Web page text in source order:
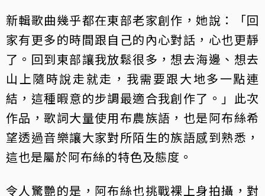
新輯歌曲幾乎都在東部老家創作，她說：「回
家有更多的時間跟自己的內心對話，心也更靜
了。回到東部讓我放鬆很多，想去海邊、想去
山上隨時說走就走，我需要跟大地多一點連
結，這種暇意的步調最適合我創作了。」此次
作品，歌詞大量使用布農族語，也是阿布絲希
望透過音樂讓大家對所陌生的族語感到熟悉，
這也是屬於阿布絲的特色及態度。
令人驚艷的是，阿布絲也挑戰裸上身拍攝，對